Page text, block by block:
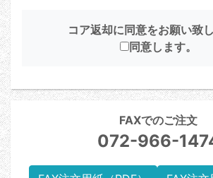
コア返却に同意をお願い致し
同意します。
FAXでのご注文
072-966-